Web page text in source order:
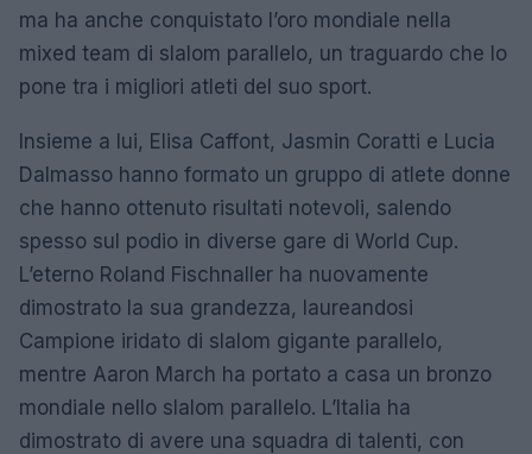
ma ha anche conquistato l’oro mondiale nella
mixed team di slalom parallelo, un traguardo che lo
pone tra i migliori atleti del suo sport.
Insieme a lui, Elisa Caffont, Jasmin Coratti e Lucia
Dalmasso hanno formato un gruppo di atlete donne
che hanno ottenuto risultati notevoli, salendo
spesso sul podio in diverse gare di World Cup.
L’eterno Roland Fischnaller ha nuovamente
dimostrato la sua grandezza, laureandosi
Campione iridato di slalom gigante parallelo,
mentre Aaron March ha portato a casa un bronzo
mondiale nello slalom parallelo. L’Italia ha
dimostrato di avere una squadra di talenti, con